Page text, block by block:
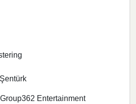
Entertainment